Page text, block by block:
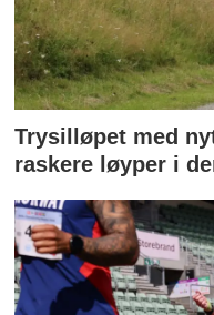
Trysilløpet med
raskere løyper i